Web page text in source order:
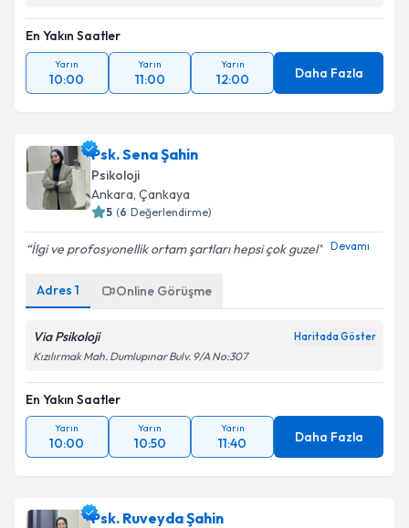
En Yakın Saatler
Yarın
10:00
Yarın
11:00
Yarın
12:00 Daha Fazla
Psk. Sena Şahin
Psikoloji
Ankara, Çankaya
5 (6 Değerlendirme)
İlgi ve profosyonellik ortam şartları hepsi çok guzel Devamı
Adres 1 Online Görüşme
Via Psikoloji Haritada Göster
Kızılırmak Mah. Dumlupınar Bulv. 9/A No:307
En Yakın Saatler
Yarın
10:00
Yarın
10:50
Yarın
11:40 Daha Fazla
Psk. Ruveyda Şahin